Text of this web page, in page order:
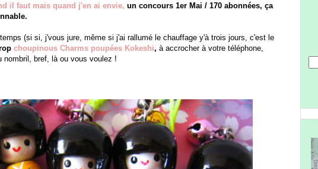
il faut mais quand j'en ai envie, un concours 1er Mai / 170 abonnées, ça
(si si, j'vous jure, même si j'ai rallumé le chauffage y'à trois jours, c'est le
choupinous Charms poupées Kokeshi, à accrocher à votre téléphone,
bref, là ou vous voulez !